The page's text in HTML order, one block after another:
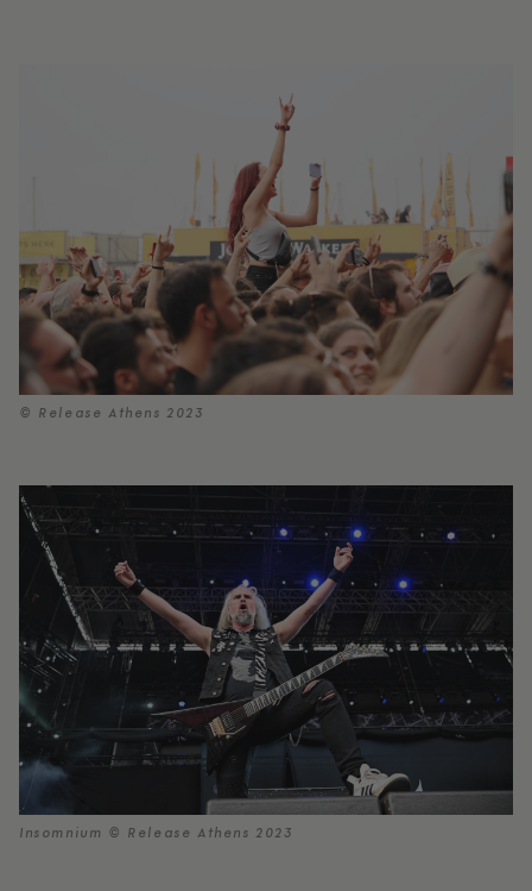
© Release Athens 2023
Insomnium © Release Athens 2023